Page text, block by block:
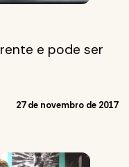
e pode ser
27 de novembro de 2017